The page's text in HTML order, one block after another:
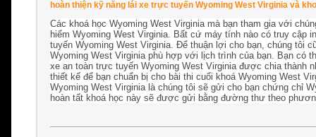
hoàn thiện kỹ năng lái xe trực tuyến Wyoming West Virginia và
Các khoá học Wyoming West Virginia mà bạn tham gia với
hiểm Wyoming West Virginia. Bất cứ máy tính nào có truy
tuyến Wyoming West Virginia. Để thuận lợi cho bạn, chúng tôi
Wyoming West Virginia phù hợp với lịch trình của bạn. Bạn có
xe an toàn trực tuyến Wyoming West Virginia được chia
thiết kế để bạn chuẩn bị cho bài thi cuối khoá Wyoming West
Wyoming West Virginia là chúng tôi sẽ gửi cho bạn chứng chỉ
hoàn tất khoá học này sẽ được gửi bằng đường thư theo